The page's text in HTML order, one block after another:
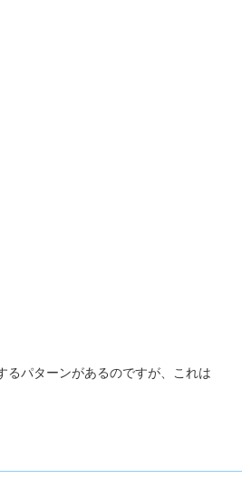
パターンがあるのですが、これは